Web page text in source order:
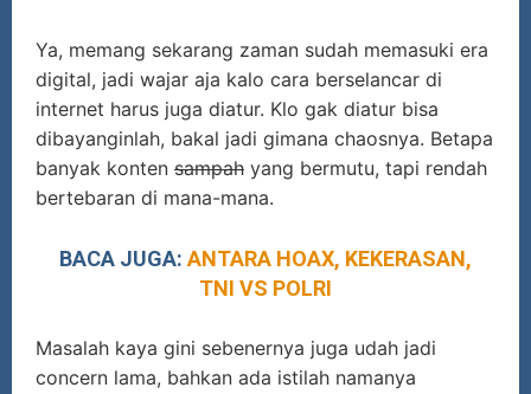
Ya, memang sekarang zaman sudah memasuki era
digital, jadi wajar aja kalo cara berselancar di
internet harus juga diatur. Klo gak diatur bisa
dibayanginlah, bakal jadi gimana chaosnya. Betapa
banyak konten sampah yang bermutu, tapi rendah
bertebaran di mana-mana.
BACA JUGA: ANTARA HOAX, KEKERASAN,
TNI VS POLRI
Masalah kaya gini sebenernya juga udah jadi
concern lama, bahkan ada istilah namanya